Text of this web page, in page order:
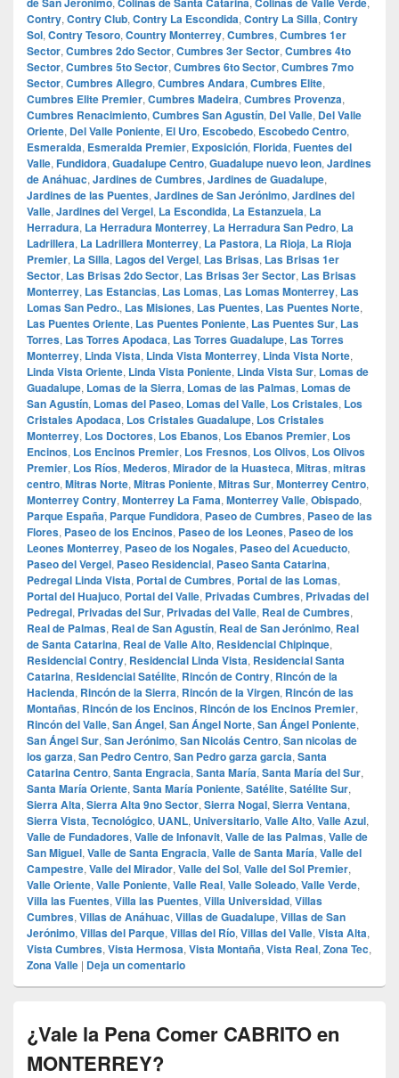
Contry, Contry Club, Contry La Escondida, Contry La Silla, Contry
Sol, Contry Tesoro, Country Monterrey, Cumbres, Cumbres 1er
Sector, Cumbres 2do Sector, Cumbres 3er Sector, Cumbres 4to
Sector, Cumbres 5to Sector, Cumbres 6to Sector, Cumbres 7mo
Sector, Cumbres Allegro, Cumbres Andara, Cumbres Elite,
Cumbres Elite Premier, Cumbres Madeira, Cumbres Provenza,
Cumbres Renacimiento, Cumbres San Agustín, Del Valle, Del Valle
Oriente, Del Valle Poniente, El Uro, Escobedo, Escobedo Centro,
Esmeralda, Esmeralda Premier, Exposición, Florida, Fuentes del
Valle, Fundidora, Guadalupe Centro, Guadalupe nuevo leon, Jardines
de Anáhuac, Jardines de Cumbres, Jardines de Guadalupe,
Jardines de las Puentes, Jardines de San Jerónimo, Jardines del
Valle, Jardines del Vergel, La Escondida, La Estanzuela, La
Herradura, La Herradura Monterrey, La Herradura San Pedro, La
Ladrillera, La Ladrillera Monterrey, La Pastora, La Rioja, La Rioja
Premier, La Silla, Lagos del Vergel, Las Brisas, Las Brisas 1er
Sector, Las Brisas 2do Sector, Las Brisas 3er Sector, Las Brisas
Monterrey, Las Estancias, Las Lomas, Las Lomas Monterrey, Las
Lomas San Pedro., Las Misiones, Las Puentes, Las Puentes Norte,
Las Puentes Oriente, Las Puentes Poniente, Las Puentes Sur, Las
Torres, Las Torres Apodaca, Las Torres Guadalupe, Las Torres
Monterrey, Linda Vista, Linda Vista Monterrey, Linda Vista Norte,
Linda Vista Oriente, Linda Vista Poniente, Linda Vista Sur, Lomas de
Guadalupe, Lomas de la Sierra, Lomas de las Palmas, Lomas de
San Agustín, Lomas del Paseo, Lomas del Valle, Los Cristales, Los
Cristales Apodaca, Los Cristales Guadalupe, Los Cristales
Monterrey, Los Doctores, Los Ebanos, Los Ebanos Premier, Los
Encinos, Los Encinos Premier, Los Fresnos, Los Olivos, Los Olivos
Premier, Los Ríos, Mederos, Mirador de la Huasteca, Mitras, mitras
centro, Mitras Norte, Mitras Poniente, Mitras Sur, Monterrey Centro,
Monterrey Contry, Monterrey La Fama, Monterrey Valle, Obispado,
Parque España, Parque Fundidora, Paseo de Cumbres, Paseo de las
Flores, Paseo de los Encinos, Paseo de los Leones, Paseo de los
Leones Monterrey, Paseo de los Nogales, Paseo del Acueducto,
Paseo del Vergel, Paseo Residencial, Paseo Santa Catarina,
Pedregal Linda Vista, Portal de Cumbres, Portal de las Lomas,
Portal del Huajuco, Portal del Valle, Privadas Cumbres, Privadas del
Pedregal, Privadas del Sur, Privadas del Valle, Real de Cumbres,
Real de Palmas, Real de San Agustín, Real de San Jerónimo, Real
de Santa Catarina, Real de Valle Alto, Residencial Chipinque,
Residencial Contry, Residencial Linda Vista, Residencial Santa
Catarina, Residencial Satélite, Rincón de Contry, Rincón de la
Hacienda, Rincón de la Sierra, Rincón de la Virgen, Rincón de las
Montañas, Rincón de los Encinos, Rincón de los Encinos Premier,
Rincón del Valle, San Ángel, San Ángel Norte, San Ángel Poniente,
San Ángel Sur, San Jerónimo, San Nicolás Centro, San nicolas de
los garza, San Pedro Centro, San Pedro garza garcia, Santa
Catarina Centro, Santa Engracia, Santa María, Santa María del Sur,
Santa María Oriente, Santa María Poniente, Satélite, Satélite Sur,
Sierra Alta, Sierra Alta 9no Sector, Sierra Nogal, Sierra Ventana,
Sierra Vista, Tecnológico, UANL, Universitario, Valle Alto, Valle Azul,
Valle de Fundadores, Valle de Infonavit, Valle de las Palmas, Valle de
San Miguel, Valle de Santa Engracia, Valle de Santa María, Valle del
Campestre, Valle del Mirador, Valle del Sol, Valle del Sol Premier,
Valle Oriente, Valle Poniente, Valle Real, Valle Soleado, Valle Verde,
Villa las Fuentes, Villa las Puentes, Villa Universidad, Villas
Cumbres, Villas de Anáhuac, Villas de Guadalupe, Villas de San
Jerónimo, Villas del Parque, Villas del Río, Villas del Valle, Vista Alta,
Vista Cumbres, Vista Hermosa, Vista Montaña, Vista Real, Zona Tec,
Zona Valle | Deja un comentario
¿Vale la Pena Comer CABRITO en
MONTERREY?